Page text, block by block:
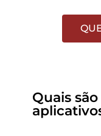
Quais